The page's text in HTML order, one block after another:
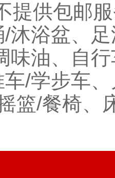
提供包邮
沐浴盆、
味油、自
/学步车
篮/餐椅、